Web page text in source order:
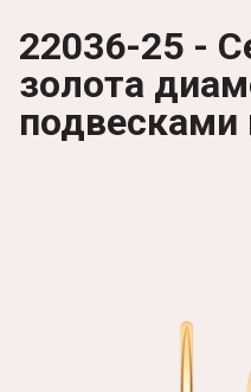
22036-25 -
золота
подвесками